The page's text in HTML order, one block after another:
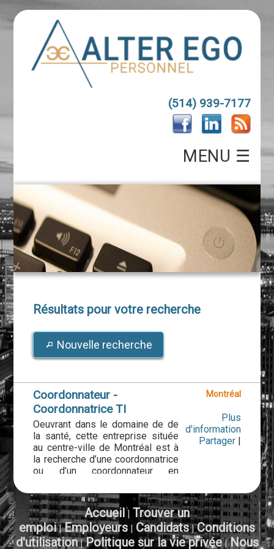
(514) 939-7177
MENU ☰
Résultats pour votre recherche
Nouvelle recherche
Coordonnateur -
Coordonnatrice TI
Oeuvrant dans le domaine de de
la santé, cette entreprise située
au centre-ville de Montréal est à
la recherche d’une coordonnatrice
ou d’un coordonnateur en
Le ou la titulaire du poste est
responsable d’assurer une
coordination des projets en cours
entre les ressources internes
Montréal
Plus
d'information
Partager
Accueil | Trouver un
emploi|Employeurs Candidats|Conditions
d'utilisation|Politique sur la vie privée|Nous